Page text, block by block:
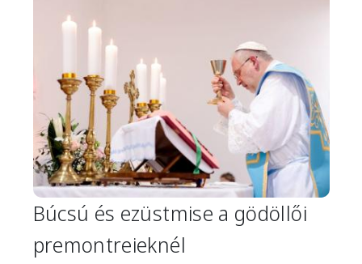
Búcsú és ezüstmise a gödöllői
premontreieknél